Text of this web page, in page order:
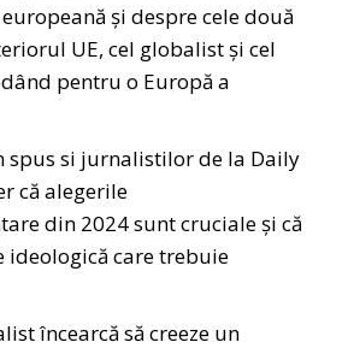
și despre cele două
UE, cel globalist și cel
pentru o Europă a
spus si jurnalistilor de la Daily
că alegerile
din 2024 sunt cruciale și că
ideologică care trebuie
încearcă să creeze un